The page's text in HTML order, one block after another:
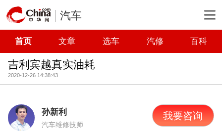
汽车
首页 文章 选车 汽修 百科
吉利宾越真实油耗
2020-12-26 14:38:43
孙新利
汽车维修技师
我要咨询